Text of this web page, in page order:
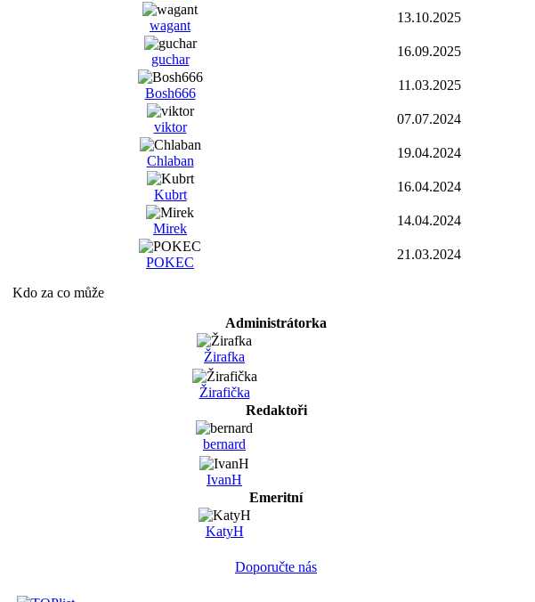
wagant
13.10.2025
guchar
16.09.2025
Bosh666
11.03.2025
viktor
07.07.2024
Chlaban
19.04.2024
Kubrt
16.04.2024
Mirek
14.04.2024
POKEC
21.03.2024
Kdo za co může
Administrátorka
Žirafka
Žirafička
Redaktoři
bernard
IvanH
Emeritní
KatyH
Doporučte nás